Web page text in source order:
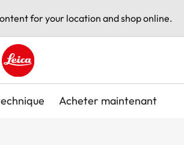
for your location and shop online.
Leica logo - Home
Acheter maintenant